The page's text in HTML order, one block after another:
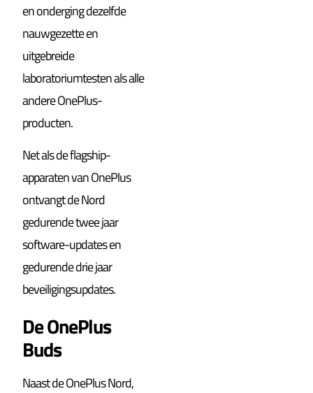
en onderging dezelfde
nauwgezette en
uitgebreide
laboratoriumtesten als alle
andere OnePlus-
producten.
Net als de flagship-
apparaten van OnePlus
ontvangt de Nord
gedurende twee jaar
software-updates en
gedurende drie jaar
beveiligingsupdates.
De OnePlus
Buds
Naast de OnePlus Nord,